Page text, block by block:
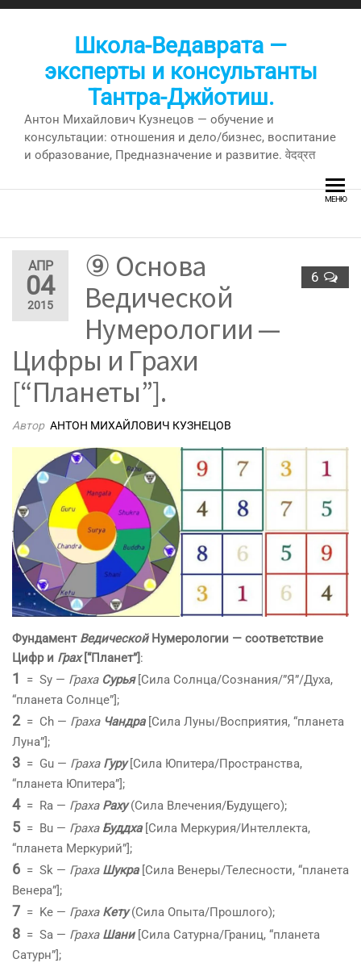
Перейти
Школа-Ведаврата —
эксперты и консультанты
Тантра-Джйотиш.
Антон Михайлович Кузнецов — обучение и
консультации: отношения и дело/бизнес, воспитание
и образование, Предназначение и развитие. वेदव्रत
МЕНЮ
АПР
04
2015
6
⑨ Основа
Ведической
Нумерологии —
Цифры и Грахи
[“Планеты”].
Автор АНТОН МИХАЙЛОВИЧ КУЗНЕЦОВ
Фундамент ВедическойНумерологии — соответствие
Цифр и Грах[“Планет”]:
1 = Sy — Граха Сурья[Сила Солнца/Сознания/”Я”/Духа,
“планета Солнце”];
2 = Ch — Граха Чандра[Сила Луны/Восприятия, “планета
Луна”];
3 = Gu — Граха Гуру[Сила Юпитера/Пространства,
“планета Юпитера”];
4 = Ra — Граха Раху(Сила Влечения/Будущего);
5 = Bu — Граха Буддха[Сила Меркурия/Интеллекта,
“планета Меркурий”];
6 = Sk — Граха Шукра[Сила Венеры/Телесности, “планета
Венера”];
7 = Ke — Граха Кету(Сила Опыта/Прошлого);
8 = Sa — Граха Шани[Сила Сатурна/Границ, “планета
Сатурн”];